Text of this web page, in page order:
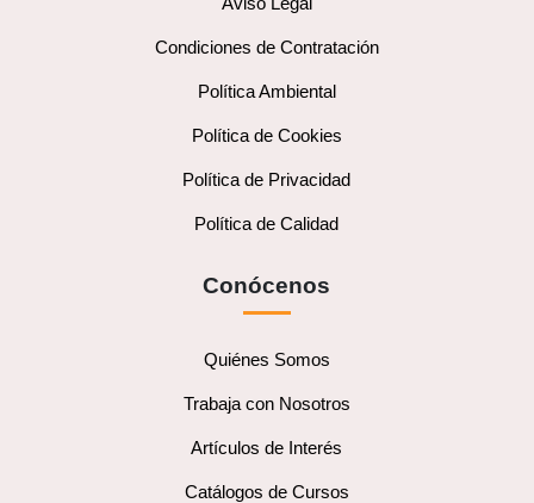
Condiciones de Contratación
Política Ambiental
Política de Cookies
Política de Privacidad
Política de Calidad
Conócenos
Quiénes Somos
Trabaja con Nosotros
Artículos de Interés
Catálogos de Cursos